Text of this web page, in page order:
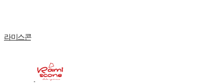
라미스콘